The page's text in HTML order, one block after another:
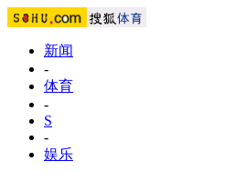
新闻
-
体育
-
S
-
娱乐